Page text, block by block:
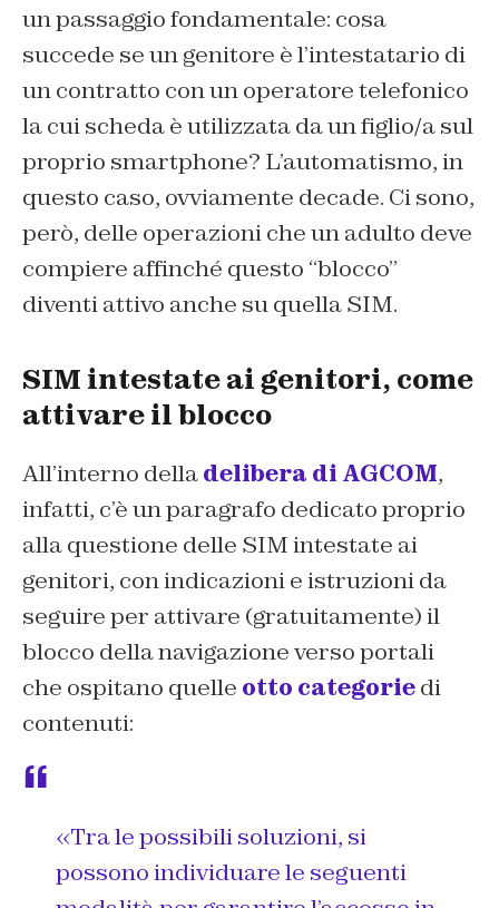
un passaggio fondamentale: cosa
succede se un genitore è l’intestatario di
un contratto con un operatore telefonico
la cui scheda è utilizzata da un figlio/a sul
proprio smartphone? L’automatismo, in
questo caso, ovviamente decade. Ci sono,
però, delle operazioni che un adulto deve
compiere affinché questo “blocco”
diventi attivo anche su quella SIM.
SIM intestate ai genitori, come
attivare il blocco
All’interno delladelibera di AGCOM,
infatti, c’è un paragrafo dedicato proprio
alla questione delle SIM intestate ai
genitori, con indicazioni e istruzioni da
seguire per attivare (gratuitamente) il
blocco della navigazione verso portali
che ospitano quelle otto categoriedi
contenuti:
«Tra le possibili soluzioni, si
possono individuare le seguenti